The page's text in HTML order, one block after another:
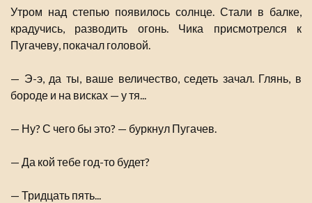
Утром над степью появилось солнце. Стали в балке,
крадучись, разводить огонь. Чика присмотрелся к
Пугачеву, покачал головой.
— Э-э, да ты, ваше величество, седеть зачал. Глянь, в
бороде и на висках — у тя...
— Ну? С чего бы это? — буркнул Пугачев.
— Да кой тебе год-то будет?
— Тридцать пять...